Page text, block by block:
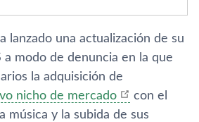
lanzado una actualización de su
a modo de denuncia en la que
la adquisición de
nicho de mercado
con el
música y la subida de sus